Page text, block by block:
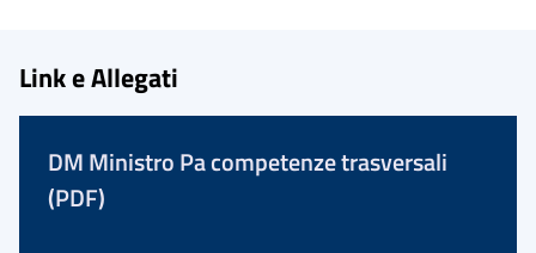
Link e Allegati
DM Ministro Pa competenze trasversali
(PDF)